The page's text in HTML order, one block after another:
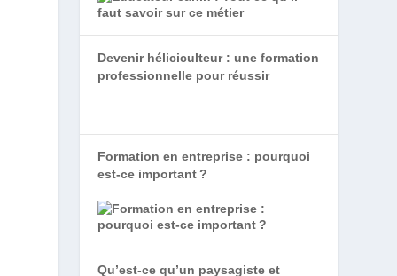
Devenir héliciculteur : une formation
professionnelle pour réussir
Formation en entreprise : pourquoi
est-ce important ?
Qu’est-ce qu’un paysagiste et